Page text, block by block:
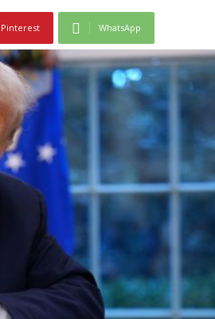
Pinterest WhatsApp